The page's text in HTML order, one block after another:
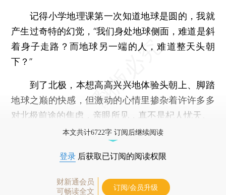
记得小学地理课第一次知道地球是圆的，我就
产生过奇特的幻觉，“我们身处地球侧面，难道是斜
着身子走路？而地球另一端的人，难道整天头朝
下？”
到了北极，本想高高兴兴地体验头朝上、脚踏
地球之巅的快感，但激动的心情里掺杂着许许多多
对北极前途的焦虑，亲眼所见，真不是杞人忧天。
本文共计6722字 订阅后继续阅读
登录 后获取已订阅的阅读权限
财新通会员
可畅读全文
订阅/会员升级